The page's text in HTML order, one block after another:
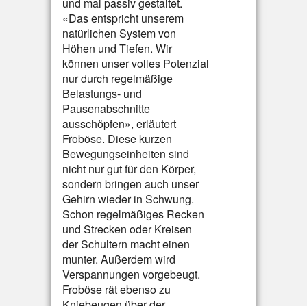
«Das entspricht unserem
natürlichen System von
Höhen und Tiefen. Wir
können unser volles Potenzial
nur durch regelmäßige
Belastungs- und
Pausenabschnitte
ausschöpfen», erläutert
Froböse. Diese kurzen
Bewegungseinheiten sind
nicht nur gut für den Körper,
sondern bringen auch unser
Gehirn wieder in Schwung.
Schon regelmäßiges Recken
und Strecken oder Kreisen
der Schultern macht einen
munter. Außerdem wird
Verspannungen vorgebeugt.
Froböse rät ebenso zu